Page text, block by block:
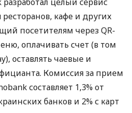
кафе и других
посетителям через QR-
оплачивать счет (в том
оставлять чаевые и
Комиссия за прием
составляет 1,3% от
банков и 2% с карт